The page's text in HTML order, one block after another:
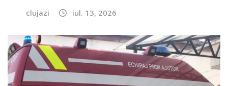
clujazi iul. 13, 2026